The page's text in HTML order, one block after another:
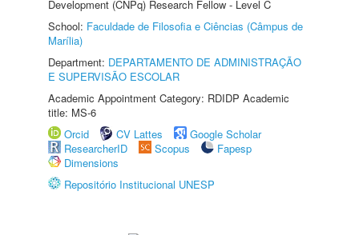
Development (CNPq) Research Fellow - Level C
School: Faculdade de Filosofia e Ciências (Câmpus de
Marília)
Department: DEPARTAMENTO DE ADMINISTRAÇÃO
E SUPERVISÃO ESCOLAR
Academic Appointment Category: RDIDP Academic
title: MS-6
Orcid
CV Lattes
Google Scholar
ResearcherID
Scopus
Fapesp
Dimensions
Repositório Institucional UNESP